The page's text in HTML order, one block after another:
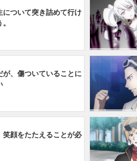
ついて突き詰めて行け
、傷ついていることに
顔をたたえることが必